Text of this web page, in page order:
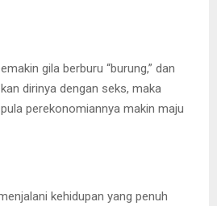
gila berburu “burung,” dan
dirinya dengan seks, maka
perekonomiannya makin maju
kehidupan yang penuh